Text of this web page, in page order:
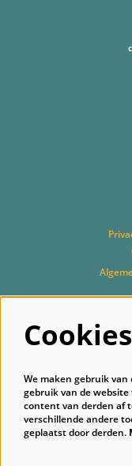
Cookies
We maken gebruik
gebruik van de
content van derden af
verschillende andere
geplaatst door derden.